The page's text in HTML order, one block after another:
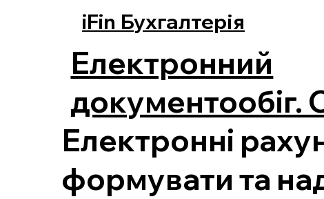
iFin Бухгалтерія
Електронний
документообіг.
Електронні
формувати та